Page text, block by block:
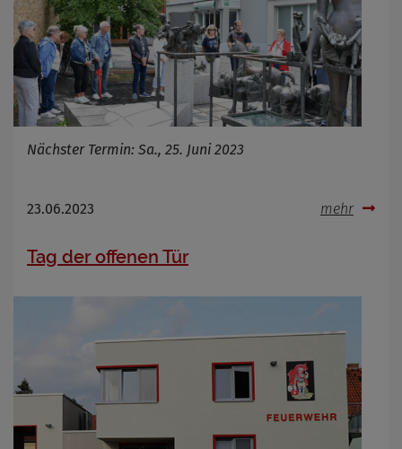
Nächster Termin: Sa., 25. Juni 2023
23.06.2023 mehr
Tag der offenen Tür